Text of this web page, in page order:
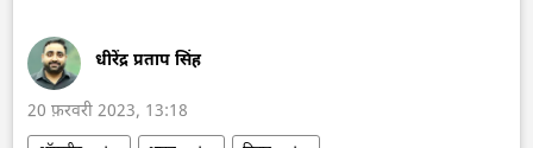
धीरेंद्र प्रताप सिंह
20 फ़रवरी 2023, 13:18